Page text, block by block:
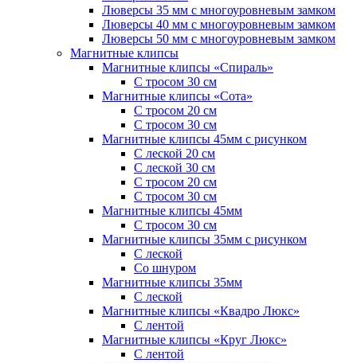
Люверсы 35 мм с многоуровневым замком
Люверсы 40 мм с многоуровневым замком
Люверсы 50 мм с многоуровневым замком
Магнитные клипсы
Магнитные клипсы «Спираль»
С тросом 30 см
Магнитные клипсы «Сота»
С тросом 20 см
С тросом 30 см
Магнитные клипсы 45мм с рисунком
С леской 20 см
С леской 30 см
С тросом 20 см
С тросом 30 см
Магнитные клипсы 45мм
С тросом 30 см
Магнитные клипсы 35мм с рисунком
С леской
Со шнуром
Магнитные клипсы 35мм
С леской
Магнитные клипсы «Квадро Люкс»
С лентой
Магнитные клипсы «Круг Люкс»
С лентой